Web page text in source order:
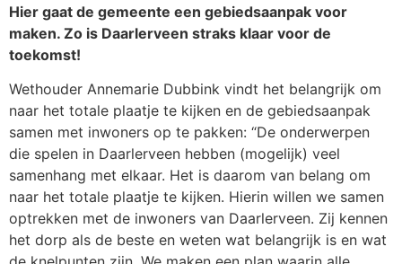
Hier gaat de gemeente een gebiedsaanpak voor
maken. Zo is Daarlerveen straks klaar voor de
toekomst!
Wethouder Annemarie Dubbink vindt het belangrijk om
naar het totale plaatje te kijken en de gebiedsaanpak
samen met inwoners op te pakken: “De onderwerpen
die spelen in Daarlerveen hebben (mogelijk) veel
samenhang met elkaar. Het is daarom van belang om
naar het totale plaatje te kijken. Hierin willen we samen
optrekken met de inwoners van Daarlerveen. Zij kennen
het dorp als de beste en weten wat belangrijk is en wat